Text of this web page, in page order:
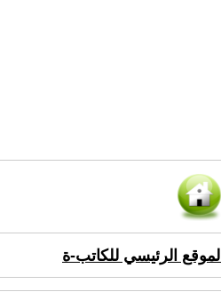
الموقع الرئيسي للكاتب-ة